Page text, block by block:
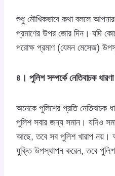
শুধু মৌখিকভাবে কথা বললে
প্রমাণের উপর জোর দিন। যদি
পরোক্ষ প্রমাণ (যেমন মেসেজ)
৪। পুলিশ সম্পর্কে নেতিবাচক ধারণা
অনেকে পুলিশের প্রতি নেতিবাচক
পুলিশ সবার জন্য সমান। যদিও
আছে, তবে সব পুলিশ খারাপ নয়।
যুক্তি উপস্থাপন করেন, তবে পুলিশ